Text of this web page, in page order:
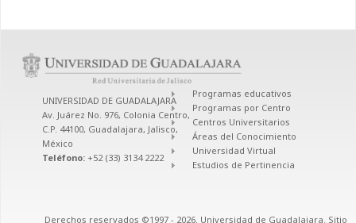
UNIVERSIDAD DE GUADALAJARA
Av. Juárez No. 976, Colonia Centro,
C.P. 44100, Guadalajara, Jalisco,
México
Teléfono: +52 (33) 3134 2222
Programas educativos
Programas por Centro
Centros Universitarios
Áreas del Conocimiento
Universidad Virtual
Estudios de Pertinencia
Derechos reservados ©1997 - 2026. Universidad de Guadalajara. Sitio